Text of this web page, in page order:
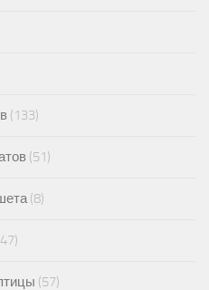
(133)
(51)
(8)
(57)